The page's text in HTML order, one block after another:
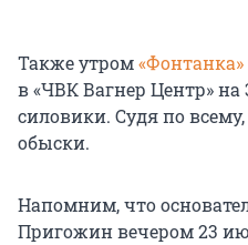
Также утром
в «ЧВК Вагнер Центр»
силовики. Судя по
обыски.
Напомним, что
Пригожин вечером 23